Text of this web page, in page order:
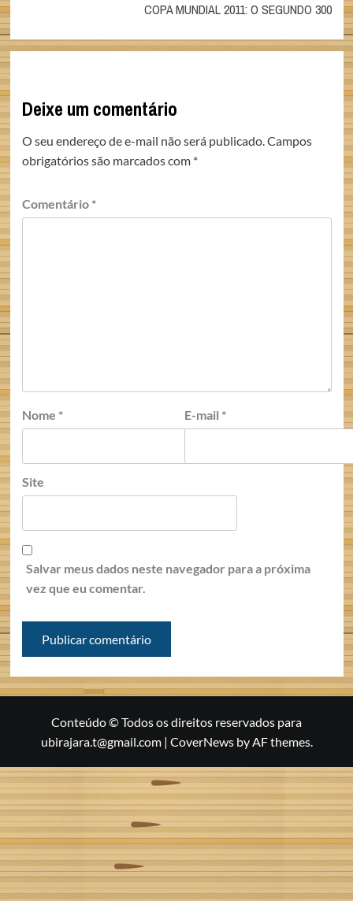
COPA MUNDIAL 2011: O SEGUNDO 300
Deixe um comentário
O seu endereço de e-mail não será publicado.Campos
obrigatórios são marcados com *
Comentário *
Nome * E-mail *
Site
Salvar meus dados neste navegador para a próxima
vez que eu comentar.
Conteúdo © Todos os direitos reservados para
ubirajara.t@gmail.com | CoverNewsby AF themes.